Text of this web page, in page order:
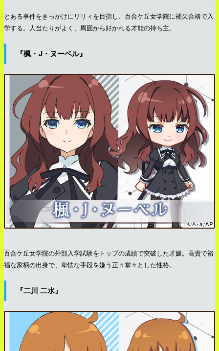
とある事件をきっかけにリリィを目指し、百合ケ丘女学院に補欠合格で入
学する。人当たりがよく、周囲から好かれる才能の持ち主。
『楓・J・ヌーベル』
百合ケ丘女学院の外部入学試験をトップの成績で突破した才媛。高貴で裕
福な家柄の出身で、卑怯な手段を嫌う正々堂々とした性格。
『二川 二水』